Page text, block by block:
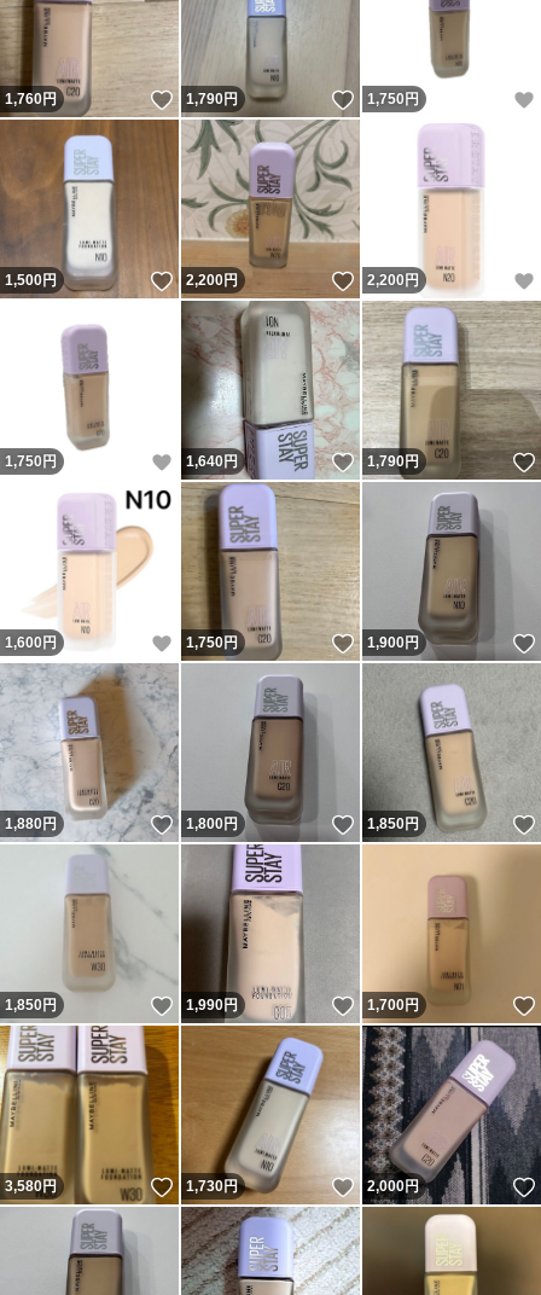
1,760円 いいね！
1,790円 いいね！
1,750 円
1,500円 いいね！
2,200円 いいね！
2,200 円
1,750 円 いいね！
1,640円 いいね！
1,790円
1,600 円 いいね！
1,750円 いいね！
1,900円
1,880円 いいね！
1,800円 いいね！
1,850円
1,850円 いいね！
1,990円 いいね！
1,700円
3,580円 いいね！
1,730円 いいね！
2,000円